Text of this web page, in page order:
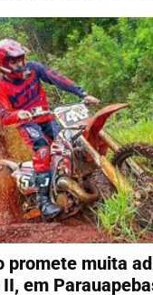
promete muita
em